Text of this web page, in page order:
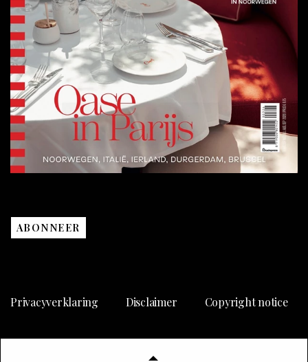
ABONNEER
Privacyverklaring Disclaimer Copyright notice